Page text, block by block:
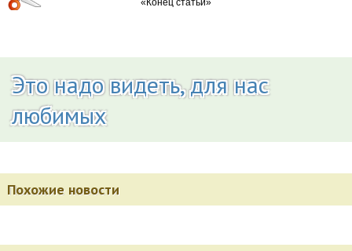
Это надо видеть, для нас
любимых
Похожие новости